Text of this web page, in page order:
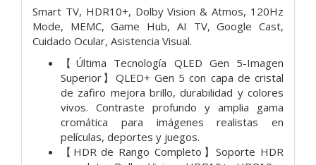
Smart TV, HDR10+, Dolby Vision & Atmos, 120Hz
Mode, MEMC, Game Hub, AI TV, Google Cast,
Cuidado Ocular, Asistencia Visual.
【Última Tecnología QLED Gen 5-Imagen
Superior】QLED+ Gen 5 con capa de cristal
de zafiro mejora brillo, durabilidad y colores
vivos. Contraste profundo y amplia gama
cromática para imágenes realistas en
películas, deportes y juegos.
【HDR de Rango Completo】Soporte HDR